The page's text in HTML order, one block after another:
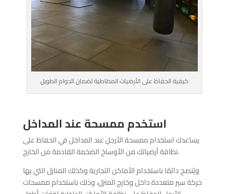
كيفية الحفاظ على الأرضيات المطاطية لضمان الدوام الطويل
استخدم ممسحة عند المداخل
يساعدك استخدام ممسحة الأرجل عند المداخل في الحفاظ على
نظافة أرضياتك من الأوساخ الضخمة القادمة من الخارج.
ويُنصح دائمًا باستخدام الأماكن التجارية وكذلك المنازل التي بها
حركة سير متعددة داخل وخارج المنزل، وذلك باستخدام ممسحات